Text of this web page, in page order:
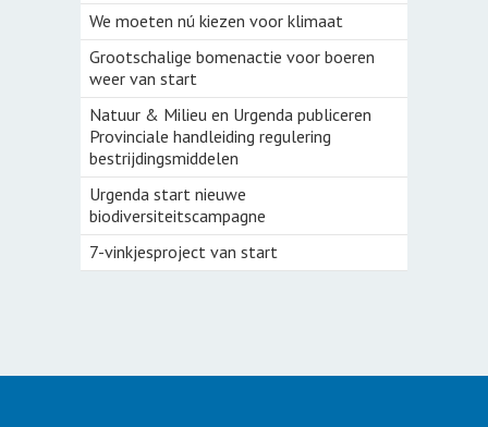
We moeten nú kiezen voor klimaat
Grootschalige bomenactie voor boeren
weer van start
Natuur & Milieu en Urgenda publiceren
Provinciale handleiding regulering
bestrijdingsmiddelen
Urgenda start nieuwe
biodiversiteitscampagne
7-vinkjesproject van start